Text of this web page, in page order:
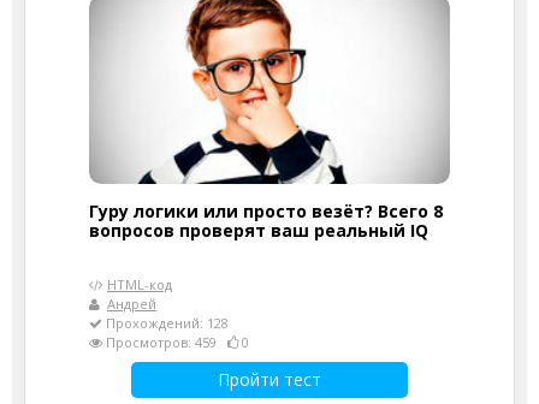
Гуру логики или просто везёт? Всего 8
вопросов проверят ваш реальный IQ
HTML-код
Андрей
Прохождений: 128
Просмотров: 459
0
Пройти тест